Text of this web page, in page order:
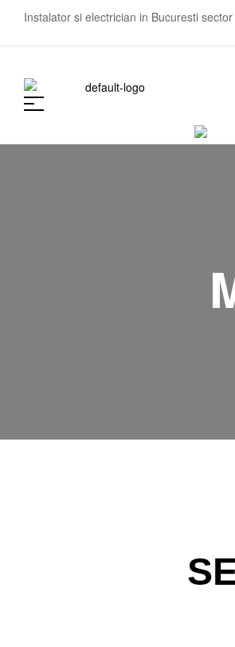
Instalator si electrician in Bucuresti